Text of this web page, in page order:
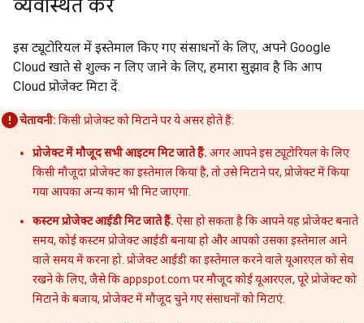
व्यवस्थित करें
इस ट्यूटोरियल में इस्तेमाल किए गए संसाधनों के लिए, अपने Google
Cloud खाते से शुल्क न लिए जाने के लिए, हमारा सुझाव है कि आप
Cloud प्रोजेक्ट मिटा दें.
चेतावनी: किसी प्रोजेक्ट को मिटाने पर ये असर होते हैं:
प्रोजेक्ट में मौजूद सभी आइटम मिट जाते हैं. अगर आपने इस ट्यूटोरियल के लिए
किसी मौजूदा प्रोजेक्ट का इस्तेमाल किया है, तो उसे मिटाने पर, प्रोजेक्ट में किया
गया आपका अन्य काम भी मिट जाएगा.
कस्टम प्रोजेक्ट आईडी मिट जाते हैं. ऐसा हो सकता है कि आपने यह प्रोजेक्ट बनाते
समय, कोई कस्टम प्रोजेक्ट आईडी बनाया हो और आपको उसका इस्तेमाल आने
वाले समय में करना हो. प्रोजेक्ट आईडी का इस्तेमाल करने वाले यूआरएल को सेव
रखने के लिए, जैसे कि appspot.com पर मौजूद कोई यूआरएल, पूरे प्रोजेक्ट को
मिटाने के बजाय, प्रोजेक्ट में मौजूद चुने गए संसाधनों को मिटाएं.